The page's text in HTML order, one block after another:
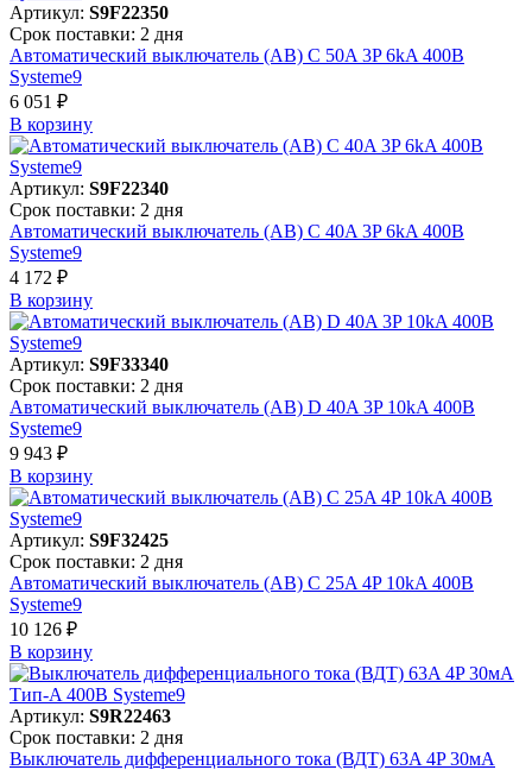
Артикул: S9F22350
Срок поставки: 2 дня
Автоматический выключатель (АВ) C 50A 3P 6kA 400В
Systeme9
6 051 ₽
В корзинy
Артикул: S9F22340
Срок поставки: 2 дня
Автоматический выключатель (АВ) C 40A 3P 6kA 400В
Systeme9
4 172 ₽
В корзинy
Артикул: S9F33340
Срок поставки: 2 дня
Автоматический выключатель (АВ) D 40A 3P 10kA 400В
Systeme9
9 943 ₽
В корзинy
Артикул: S9F32425
Срок поставки: 2 дня
Автоматический выключатель (АВ) C 25A 4P 10kA 400В
Systeme9
10 126 ₽
В корзинy
Артикул: S9R22463
Срок поставки: 2 дня
Выключатель дифференциального тока (ВДТ) 63A 4P 30мА